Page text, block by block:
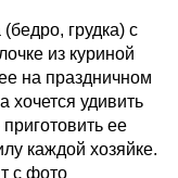
грудка) с
из куриной
на праздничном
хочется удивить
ее
каждой хозяйке.
с фото